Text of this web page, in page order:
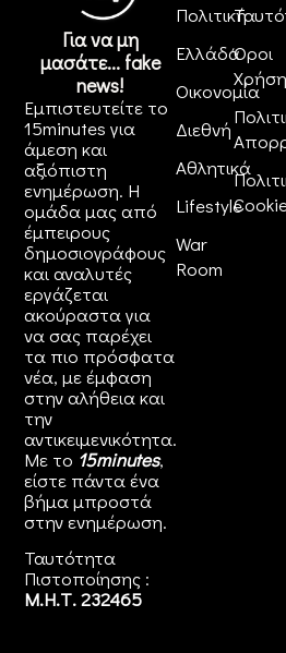
Για να μη
μασάτε... fake
news!
Εμπιστευτείτε το
15minutes για
άμεση και
αξιόπιστη
ενημέρωση. Η
ομάδα μας από
έμπειρους
δημοσιογράφους
και αναλυτές
εργάζεται
ακούραστα για
να σας παρέχει
τα πιο πρόσφατα
νέα, με έμφαση
στην αλήθεια και
την
αντικειμενικότητα.
Με το 15minutes,
είστε πάντα ένα
βήμα μπροστά
στηνενημέρωση.
Ταυτότητα
Πιστοποίησης :
Μ.Η.Τ. 232465
Πολιτική
Ελλάδα
Οικονομία
Διεθνή
Αθλητικά
Lifestyle
War
Room
Όροι